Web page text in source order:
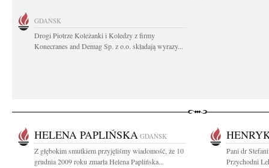
GDAŃSK
Drogi Piotrze Koleżanki i Koledzy z firmy
Konecranes and Demag Sp. z o.o. składają wyrazy...
HELENA PAPLIŃSKA GDAŃSK
Z głębokim smutkiem przyjęliśmy wiadomość, że 10
grudnia 2009 roku zmarła Helena Paplińska...
Pani dr
Przychodni